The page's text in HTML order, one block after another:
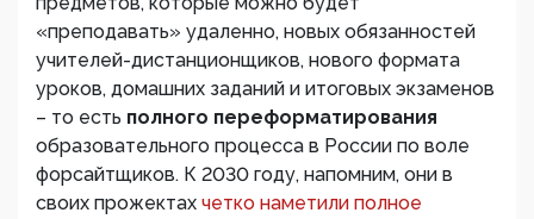
«преподавать» удаленно, новых обязанностей
учителей-дистанционщиков, нового формата
уроков, домашних заданий и итоговых экзаменов
– то есть полного переформатирования
образовательного процесса в России по воле
форсайтщиков. К 2030 году, напомним, они в
своих прожектах четко наметили полное